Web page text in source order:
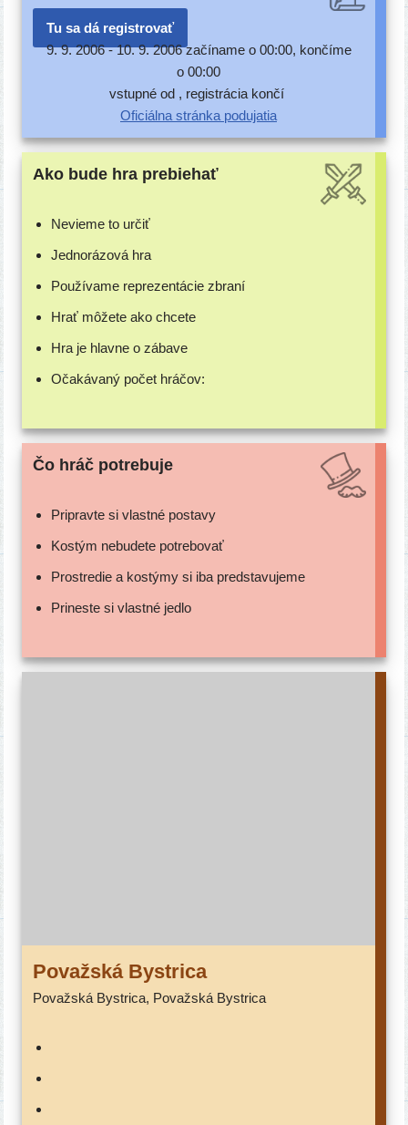
Tu sa dá registrovať
9. 9. 2006 -10. 9. 2006 začí­na­me o 00:00, kon­čí­me
o 00:00
vstup­né od , regis­trá­cia končí
Oficiálna strán­ka podujatia
Ako bude hra prebiehať
Nevieme to určiť
Jednorázová hra
Používame repre­zen­tá­cie zbraní
Hrať môže­te ako chcete
Hra je hlav­ne o zábave
Očakávaný počet hráčov:
Čo hráč potrebuje
Pripravte si vlast­né postavy
Kostým nebu­de­te potrebovať
Prostredie a kos­tý­my si iba predstavujeme
Prineste si vlast­né jedlo
Považská Bystrica
Považská Bystrica, Považská Bystrica